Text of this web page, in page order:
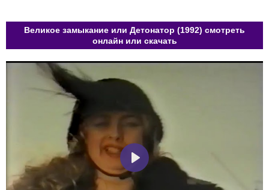
Великое замыкание или Детонатор (1992) смотреть
онлайн или скачать
Play